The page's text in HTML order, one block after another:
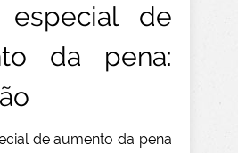
especial de
da pena:
de aumento da pena